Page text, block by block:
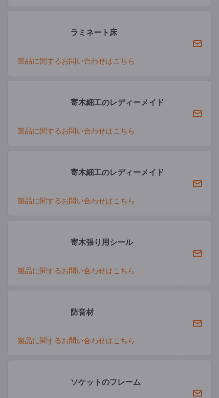
ラミネート床
製品に関するお問い合わせはこちら
寄木細工のレディーメイド
製品に関するお問い合わせはこちら
寄木細工のレディーメイド
製品に関するお問い合わせはこちら
寄木張り用シール
製品に関するお問い合わせはこちら
防音材
製品に関するお問い合わせはこちら
ソケットのフレーム